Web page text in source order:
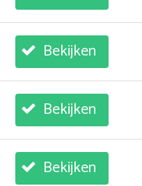
Bekijken
Bekijken
Bekijken